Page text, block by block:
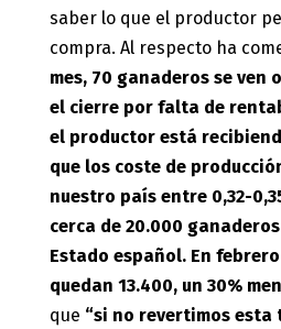
saber lo que el productor
compra. Al respecto ha
mes, 70 ganaderos se ven
el cierre por falta de
el productor está
que los coste de
nuestro país entre 0,32-
cerca de 20.000
Estado español. En
quedan 13.400, un 30%
que “si no revertimos esta